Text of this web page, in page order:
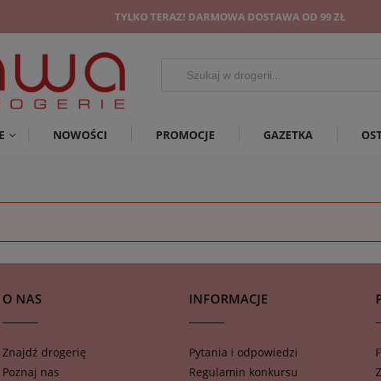
TYLKO TERAZ! DARMOWA DOSTAWA OD 99 ZŁ
NOWOŚCI PROMOCJE GAZETKA
O NAS
Znajdź drogerię
Poznaj nas
INFORMACJE
Pytania i odpowiedzi
Regulamin konkursu